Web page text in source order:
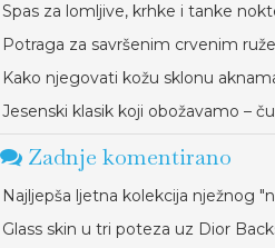
Spas za lomljive, krhke i tanke
Potraga za savršenim crvenim
Kako njegovati kožu sklonu
Jesenski klasik koji obožavamo –
Zadnje komentirano
Najljepša ljetna kolekcija nježnog
Glass skin u tri poteza uz Dior